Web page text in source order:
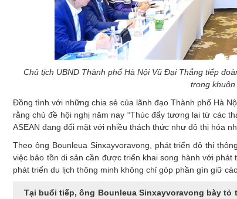
Chủ tịch UBND Thành phố Hà Nội Vũ Đại Thắng tiếp
trong khuôn
Đồng tình với những chia sẻ của lãnh đạo Thành phố Hà
rằng chủ đề hội nghị năm nay “Thúc đẩy tương lai từ các
ASEAN đang đối mặt với nhiều thách thức như đô thị hóa
Theo ông Bounleua Sinxayvoravong, phát triển đô thị
việc bảo tồn di sản cần được triển khai song hành với phát
phát triển du lịch thông minh không chỉ góp phần gìn giữ
Tại buổi tiếp, ông Bounleua Sinxayvoravong bày